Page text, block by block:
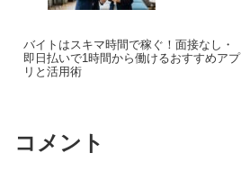
バイトはスキマ時間で稼ぐ！面接なし・
即日払いで1時間から働けるおすすめアプ
リと活用術
コメント